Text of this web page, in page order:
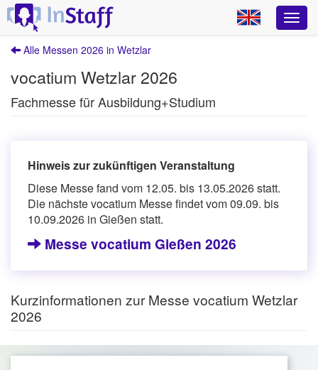
Alle Messen 2026 in Wetzlar
vocatium Wetzlar 2026
Fachmesse für Ausbildung+Studium
Hinweis zur zukünftigen Veranstaltung
Diese Messe fand vom 12.05. bis 13.05.2026 statt.
Die nächste vocatium Messe findet vom 09.09. bis
10.09.2026 in Gießen statt.
Messe vocatium Gießen 2026
Kurzinformationen zur Messe vocatium Wetzlar
2026